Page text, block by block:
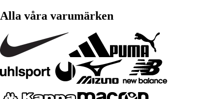
Alla våra varumärken